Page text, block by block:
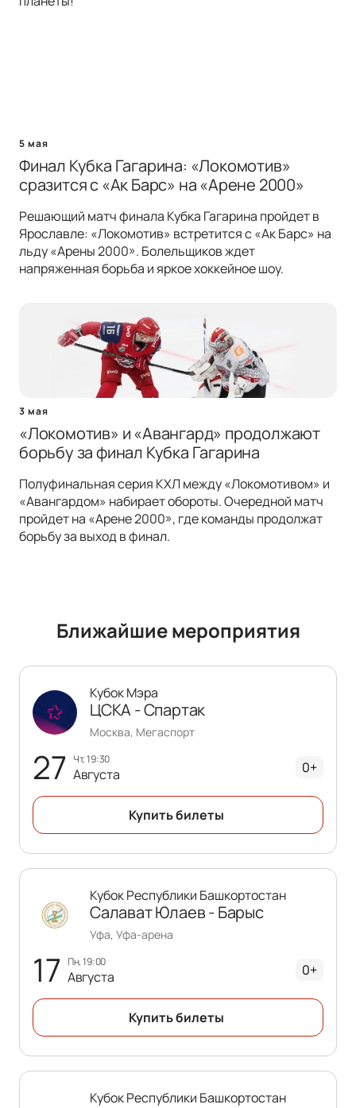
5 мая
Финал Кубка Гагарина: «Локомотив»
сразится с «Ак Барс» на «Арене 2000»
Решающий матч финала Кубка Гагарина пройдет в
Ярославле: «Локомотив» встретится с «Ак Барс» на
льду «Арены 2000». Болельщиков ждет
напряженная борьба и яркое хоккейное шоу.
3 мая
«Локомотив» и «Авангард» продолжают
борьбу за финал Кубка Гагарина
Полуфинальная серия КХЛ между «Локомотивом» и
«Авангардом» набирает обороты. Очередной матч
пройдет на «Арене 2000», где команды продолжат
борьбу за выход в финал.
Ближайшие мероприятия
27 чт, 19:30
Августа
Кубок Мэра
ЦСКА - Спартак
Москва, Мегаспорт
0+
Купить билеты
17 пн, 19:00
Августа
Кубок Республики Башкортостан
Салават Юлаев - Барыс
Уфа, Уфа-арена
0+
Купить билеты
Кубок Республики Башкортостан